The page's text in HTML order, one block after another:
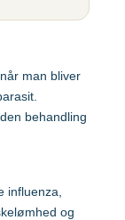
(RSV)
man bliver
behandling
influenza,
og